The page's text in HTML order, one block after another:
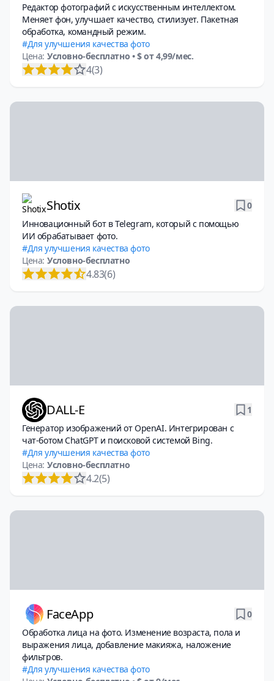
Редактор фотографий с искусственным интеллектом.
Меняет фон, улучшает качество, стилизует. Пакетная
обработка, командный режим.
Для улучшения качества фото
Цена: Условно-бесплатно • $ от 4,99/мес.
4(3)
Shotix
0
Инновационный бот в Telegram, который с помощью
ИИ обрабатывает фото.
Для улучшения качества фото
Цена: Условно-бесплатно
4.83(6)
DALL-E
1
Генератор изображений от OpenAI. Интегрирован с
чат-ботом ChatGPT и поисковой системой Bing.
Для улучшения качества фото
Цена: Условно-бесплатно
4.2(5)
FaceApp
0
Обработка лица на фото. Изменение возраста, пола и
выражения лица, добавление макияжа, наложение
фильтров.
Для улучшения качества фото